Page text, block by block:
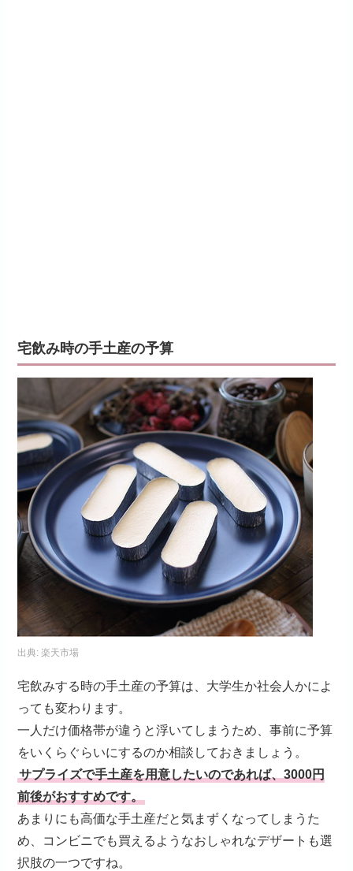
宅飲み時の手土産の予算
出典:楽天市場
宅飲みする時の手土産の予算は、大学生か社会人かによ
っても変わります。
一人だけ価格帯が違うと浮いてしまうため、事前に予算
をいくらぐらいにするのか相談しておきましょう。
サプライズで手土産を用意したいのであれば、3000円
前後がおすすめです。
あまりにも高価な手土産だと気まずくなってしまうた
め、コンビニでも買えるようなおしゃれなデザートも選
択肢の一つですね。